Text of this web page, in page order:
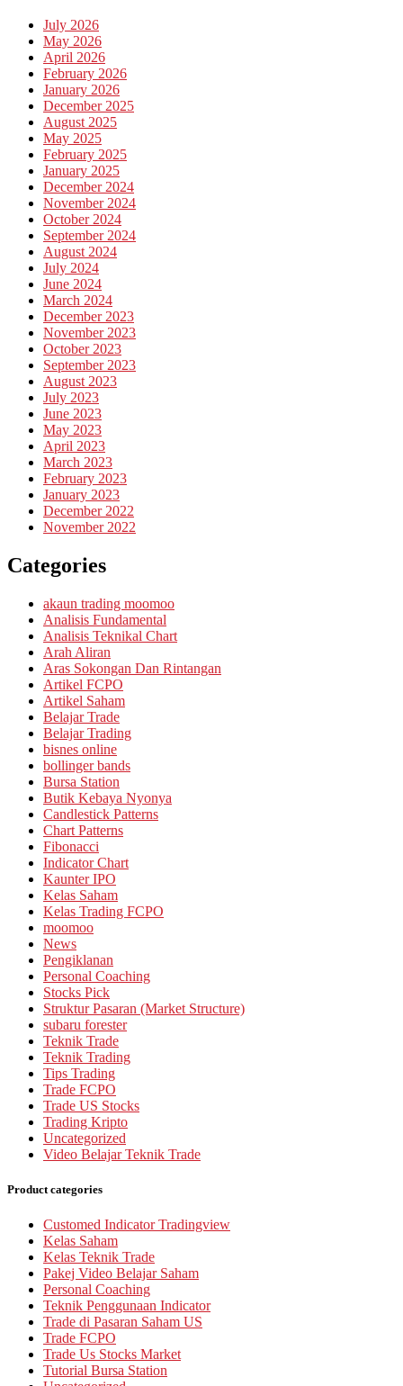
July 2026
May 2026
April 2026
February 2026
January 2026
December 2025
August 2025
May 2025
February 2025
January 2025
December 2024
November 2024
October 2024
September 2024
August 2024
July 2024
June 2024
March 2024
December 2023
November 2023
October 2023
September 2023
August 2023
July 2023
June 2023
May 2023
April 2023
March 2023
February 2023
January 2023
December 2022
November 2022
Categories
akaun trading moomoo
Analisis Fundamental
Analisis Teknikal Chart
Arah Aliran
Aras Sokongan Dan Rintangan
Artikel FCPO
Artikel Saham
Belajar Trade
Belajar Trading
bisnes online
bollinger bands
Bursa Station
Butik Kebaya Nyonya
Candlestick Patterns
Chart Patterns
Fibonacci
Indicator Chart
Kaunter IPO
Kelas Saham
Kelas Trading FCPO
moomoo
News
Pengiklanan
Personal Coaching
Stocks Pick
Struktur Pasaran (Market Structure)
subaru forester
Teknik Trade
Teknik Trading
Tips Trading
Trade FCPO
Trade US Stocks
Trading Kripto
Uncategorized
Video Belajar Teknik Trade
Product categories
Customed Indicator Tradingview
Kelas Saham
Kelas Teknik Trade
Pakej Video Belajar Saham
Personal Coaching
Teknik Penggunaan Indicator
Trade di Pasaran Saham US
Trade FCPO
Trade Us Stocks Market
Tutorial Bursa Station